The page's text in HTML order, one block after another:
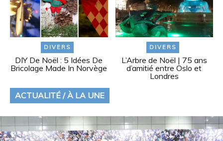
DIVERS
DIY De Noël : 5 Idées De
Bricolage Made In Norvège
DIVERS
L’Arbre de Noël | 75 ans
d’amitié entre Oslo et
Londres
ACTUALITÉ / À LA UNE